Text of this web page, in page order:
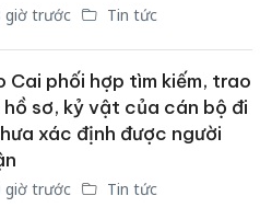
giờ trước Tin tức
Cai phối hợp tìm kiếm, trao
sơ, kỷ vật của cán bộ đi
xác định được người
giờ trước Tin tức